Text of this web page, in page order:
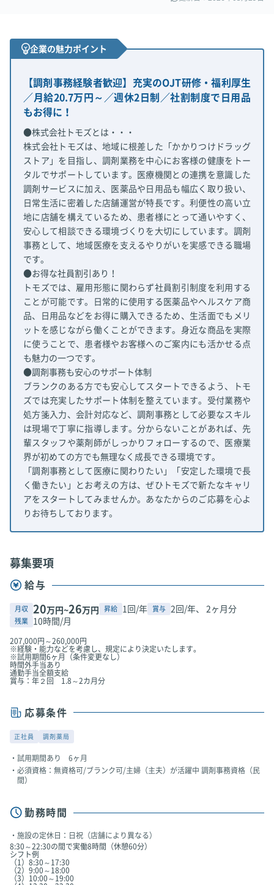
企業の魅力ポイント
【調剤事務経験者歓迎】充実のOJT研修・福利厚生
／月給20.7万円～／週休2日制／社割制度で日用品
もお得に！
●株式会社トモズとは・・・
株式会社トモズは、地域に根差した「かかりつけドラッグ
ストア」を目指し、調剤業務を中心にお客様の健康をトー
タルでサポートしています。医療機関との連携を意識した
調剤サービスに加え、医薬品や日用品も幅広く取り扱い、
日常生活に密着した店舗運営が特長です。利便性の高い立
地に店舗を構えているため、患者様にとって通いやすく、
安心して相談できる環境づくりを大切にしています。調剤
事務として、地域医療を支えるやりがいを実感できる職場
です。
●お得な社員割引あり！
トモズでは、雇用形態に関わらず社員割引制度を利用する
ことが可能です。日常的に使用する医薬品やヘルスケア商
品、日用品などをお得に購入できるため、生活面でもメリ
ットを感じながら働くことができます。身近な商品を実際
に使うことで、患者様やお客様へのご案内にも活かせる点
も魅力の一つです。
●調剤事務も安心のサポート体制
ブランクのある方でも安心してスタートできるよう、トモ
ズでは充実したサポート体制を整えています。受付業務や
処方箋入力、会計対応など、調剤事務として必要なスキル
は現場で丁寧に指導します。分からないことがあれば、先
輩スタッフや薬剤師がしっかりフォローするので、医療業
界が初めての方でも無理なく成長できる環境です。
「調剤事務として医療に関わりたい」「安定した環境で長
く働きたい」とお考えの方は、ぜひトモズで新たなキャリ
アをスタートしてみませんか。あなたからのご応募を心よ
りお待ちしております。
募集要項
給与
月収 20万円~26万円 昇給 1回/年 賞与 2回/年、 2ヶ月分
残業 10時間/月
207,000円～260,000円
※経験・能力などを考慮し、規定により決定いたします。
※試用期間6ヶ月（条件変更なし）
時間外手当あり
通勤手当全額支給
賞与：年２回 1.8～2カ月分
応募条件
正社員 調剤薬局
試用期間あり 6ヶ月
必須資格：無資格可/ブランク可/主婦（主夫）が活躍中 調剤事務資格（民
間）
勤務時間
施設の定休日：日祝（店舗により異なる）
8:30～22:30の間で実働8時間（休憩60分）
シフト例
（1）8:30～17:30
（2）9:00～18:00
（3）10:00～19:00